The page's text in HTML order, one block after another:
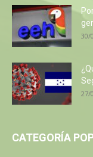
30/
27/
CATEGORÍA